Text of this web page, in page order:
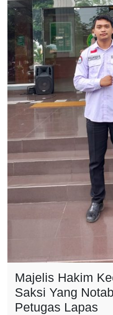
Majelis Hakim
Saksi Yang
Petugas Lapas